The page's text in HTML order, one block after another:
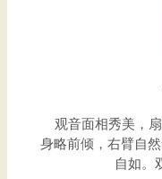
观音面相秀美，扇
身略前倾，右臂自
自如。